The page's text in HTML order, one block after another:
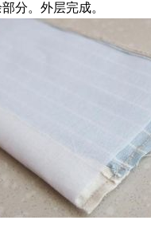
分。外层完成。